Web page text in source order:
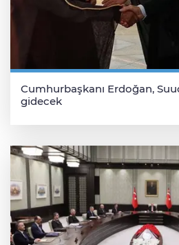
Cumhurbaşkanı Erdoğan,
gidecek